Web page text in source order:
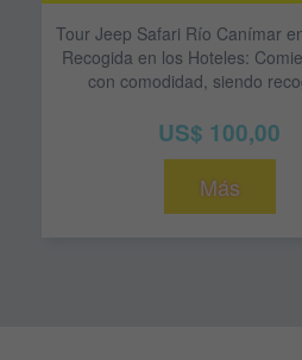
Tour Jeep Safari Río Canímar
Recogida en los Hoteles:
con comodidad, siendo
US$ 100,00
Más